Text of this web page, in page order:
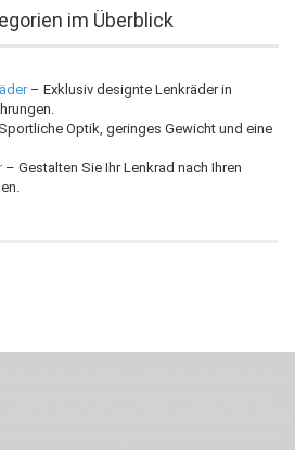
im Überblick
– Exklusiv designte Lenkräder in
Optik, geringes Gewicht und eine
– Gestalten Sie Ihr Lenkrad nach Ihren